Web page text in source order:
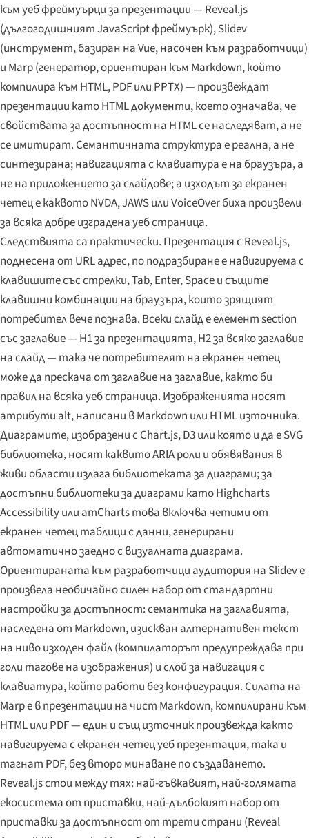
към уеб фреймуърци за презентации — Reveal.js
(дългогодишният JavaScript фреймуърк), Slidev
(инструмент, базиран на Vue, насочен към разработчици)
и Marp (генератор, ориентиран към Markdown, който
компилира към HTML, PDF или PPTX) — произвеждат
презентации като HTML документи, което означава, че
свойствата за достъпност на HTML се наследяват, а не
се имитират. Семантичната структура е реална, а не
синтезирана; навигацията с клавиатура е на браузъра, а
не на приложението за слайдове; а изходът за екранен
четец е каквото NVDA, JAWS или VoiceOver биха произвели
за всяка добре изградена уеб страница.
Следствията са практически. Презентация с Reveal.js,
поднесена от URL адрес, по подразбиране е навигируема с
клавишите със стрелки, Tab, Enter, Space и същите
клавишни комбинации на браузъра, които зрящият
потребител вече познава. Всеки слайд е елемент section
със заглавие — H1 за презентацията, H2 за всяко заглавие
на слайд — така че потребителят на екранен четец
може да прескача от заглавие на заглавие, както би
правил на всяка уеб страница. Изображенията носят
атрибути alt, написани в Markdown или HTML източника.
Диаграмите, изобразени с Chart.js, D3 или която и да е SVG
библиотека, носят каквито ARIA роли и обявявания в
живи области излага библиотеката за диаграми; за
достъпни библиотеки за диаграми като Highcharts
Accessibility или amCharts това включва четими от
екранен четец таблици с данни, генерирани
автоматично заедно с визуалната диаграма.
Ориентираната към разработчици аудитория на Slidev е
произвела необичайно силен набор от стандартни
настройки за достъпност: семантика на заглавията,
наследена от Markdown, изискван алтернативен текст
на ниво изходен файл (компилаторът предупреждава при
голи тагове на изображения) и слой за навигация с
клавиатура, който работи без конфигурация. Силата на
Marp е в презентации на чист Markdown, компилирани към
HTML или PDF — един и същ източник произвежда както
навигируема с екранен четец уеб презентация, така и
тагнат PDF, без второ минаване по създаването.
Reveal.js стои между тях: най-гъвкавият, най-голямата
екосистема от приставки, най-дълбокият набор от
приставки за достъпност от трети страни (Reveal